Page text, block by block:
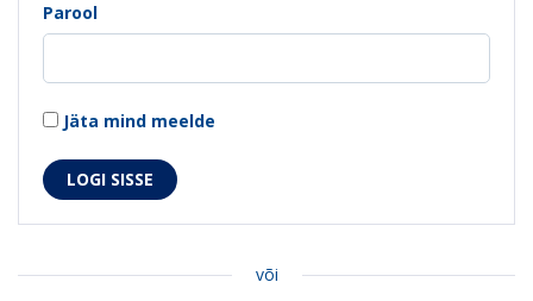
Parool
Jäta mind meelde
või